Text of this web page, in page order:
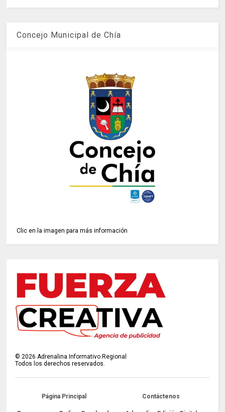
Concejo Municipal de Chía
Clic en la imagen para más información
©2026 Adrenalina Informativo Regional
Todos los derechos reservados.
Página Principal Contáctenos